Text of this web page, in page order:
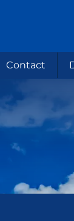
Contact